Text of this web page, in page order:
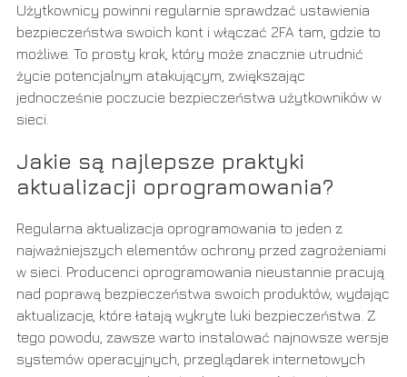
Użytkownicy powinni regularnie sprawdzać ustawienia
bezpieczeństwa swoich kont i włączać 2FA tam, gdzie to
możliwe. To prosty krok, który może znacznie utrudnić
życie potencjalnym atakującym, zwiększając
jednocześnie poczucie bezpieczeństwa użytkowników w
sieci.
Jakie są najlepsze praktyki
aktualizacji oprogramowania?
Regularna aktualizacja oprogramowania to jeden z
najważniejszych elementów ochrony przed zagrożeniami
w sieci. Producenci oprogramowania nieustannie pracują
nad poprawą bezpieczeństwa swoich produktów, wydając
aktualizacje, które łatają wykryte luki bezpieczeństwa. Z
tego powodu, zawsze warto instalować najnowsze wersje
systemów operacyjnych, przeglądarek internetowych